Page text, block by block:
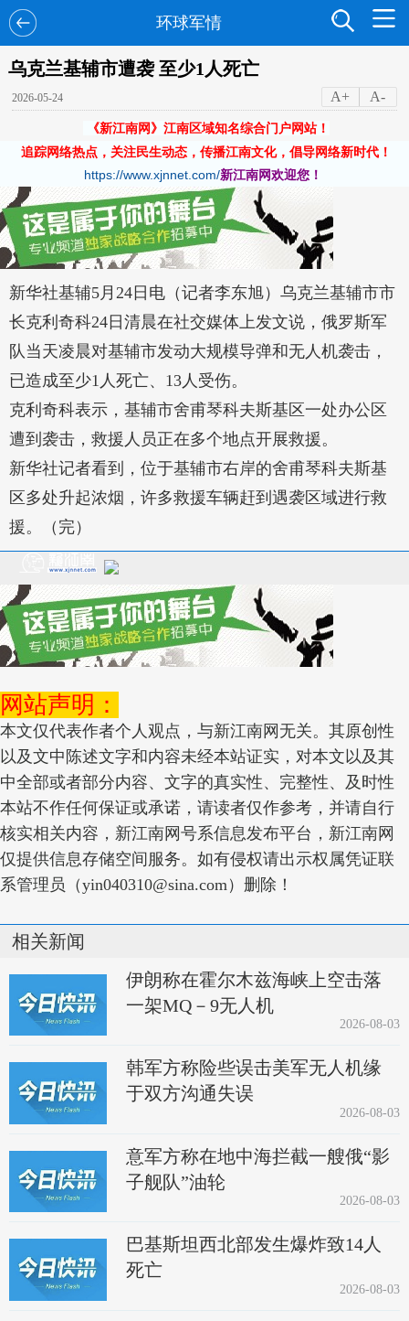
环球军情
乌克兰基辅市遭袭 至少1人死亡
2026-05-24 A+ A-
《新江南网》江南区域知名综合门户网站！
追踪网络热点，关注民生动态，传播江南文化，倡导网络新时代！
https://www.xjnnet.com/新江南网欢迎您！
新华社基辅5月24日电（记者李东旭）乌克兰基辅市市
长克利奇科24日清晨在社交媒体上发文说，俄罗斯军
队当天凌晨对基辅市发动大规模导弹和无人机袭击，
已造成至少1人死亡、13人受伤。
克利奇科表示，基辅市舍甫琴科夫斯基区一处办公区
遭到袭击，救援人员正在多个地点开展救援。
新华社记者看到，位于基辅市右岸的舍甫琴科夫斯基
区多处升起浓烟，许多救援车辆赶到遇袭区域进行救
援。（完）
网站声明：
本文仅代表作者个人观点，与新江南网无关。其原创性
以及文中陈述文字和内容未经本站证实，对本文以及其
中全部或者部分内容、文字的真实性、完整性、及时性
本站不作任何保证或承诺，请读者仅作参考，并请自行
核实相关内容，新江南网号系信息发布平台，新江南网
仅提供信息存储空间服务。如有侵权请出示权属凭证联
系管理员（yin040310@sina.com）删除！
相关新闻
伊朗称在霍尔木兹海峡上空击落
一架MQ－9无人机
2026-08-03
韩军方称险些误击美军无人机缘
于双方沟通失误
2026-08-03
意军方称在地中海拦截一艘俄“影
子舰队”油轮
2026-08-03
巴基斯坦西北部发生爆炸致14人
死亡
2026-08-03